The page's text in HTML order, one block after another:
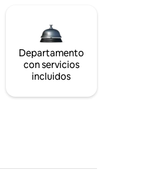
Departamento
con servicios
incluidos